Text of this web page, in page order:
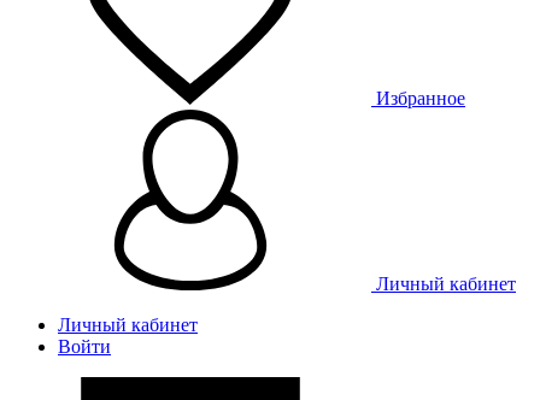
Избранное
Личный кабинет
Личный кабинет
Войти